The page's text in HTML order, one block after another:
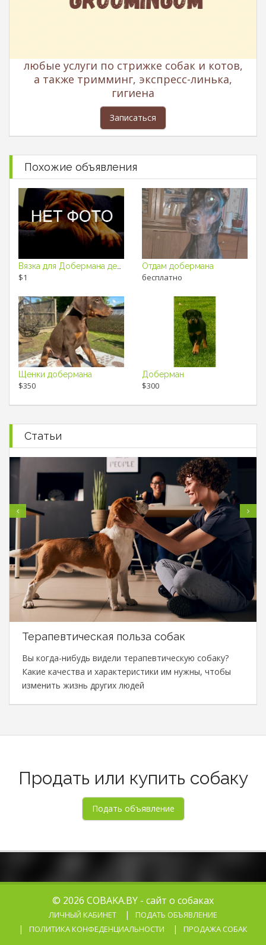
любые услуги по стрижке собак и котов,
а также тримминг, экспресс-линька,
гигиена
Записаться
Похожие объявления
$1
Отдам добермана
бесплатно
Щенки добермана
$350
Доберман
$300
Статьи
Терапевтическая польза собак
Вы когда-нибудь видели терапевтическую собаку?
Какие качества и характеристики им нужны, чтобы
изменить жизнь других людей
Продать или купить собаку
© 2026 COBAKA.BY - сайт о собаках
ЛИЧНЫЙ КАБИНЕТ
ПОДАТЬ ОБЪЯВЛЕНИЕ
ПОЛИТИКА КОНФЕДЕНЦИАЛЬНОСТИ
ПРОДАЖА СОБАК